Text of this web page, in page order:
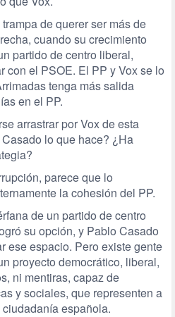
de querer ser más de
cuando su crecimiento
partido de centro liberal,
con el PSOE. El PP y Vox se lo
tenga más salida
en el PP.
arrastrar por Vox de esta
lo que hace? ¿Ha
parece que lo
la cohesión del PP.
de un partido de centro
su opción, y Pablo Casado
ese espacio. Pero existe gente
proyecto democrático, liberal,
ni mentiras, capaz de
y sociales, que representen a
española.